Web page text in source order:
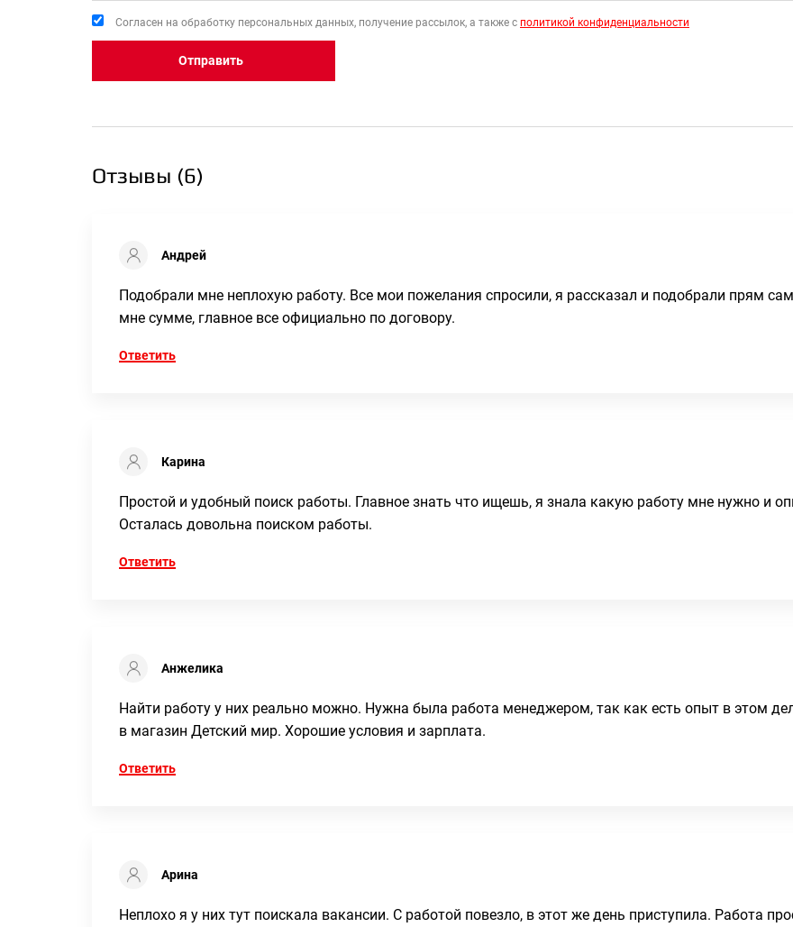
Согласен на обработку персональных данных, получение рассылок, а также с политикой конфиденциальности
Отправить
Отзывы (6)
Андрей
Подобрали мне неплохую работу. Все мои пожелания спросили, я рассказал и подобрали прям
мне сумме, главное все официально по договору.
Ответить
Карина
Простой и удобный поиск работы. Главное знать что ищешь, я знала какую работу мне нужно и
Осталась довольна поиском работы.
Ответить
Анжелика
Найти работу у них реально можно. Нужна была работа менеджером, так как есть опыт в этом
в магазин Детский мир. Хорошие условия и зарплата.
Ответить
Арина
Неплохо я у них тут поискала вакансии. С работой повезло, в этот же день приступила. Работа